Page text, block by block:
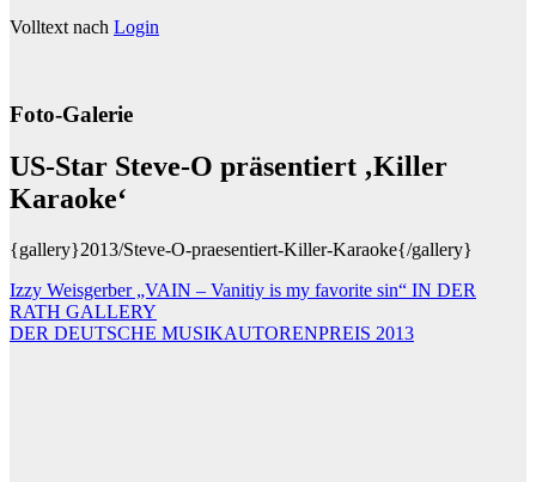
Volltext nach Login
Foto-Galerie
US-Star Steve-O präsentiert ‚Killer
Karaoke‘
{gallery}2013/Steve-O-praesentiert-Killer-Karaoke{/gallery}
Beitragsnavigation
Izzy Weisgerber „VAIN – Vanitiy is my favorite sin“ IN DER
RATH GALLERY
DER DEUTSCHE MUSIKAUTORENPREIS 2013